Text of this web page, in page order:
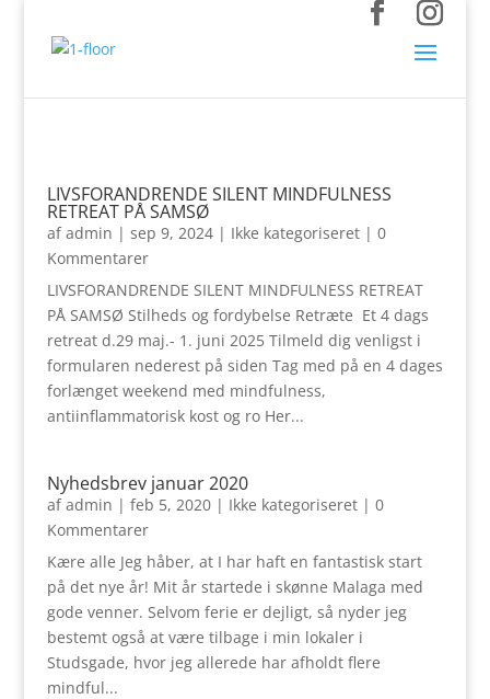
LIVSFORANDRENDE SILENT MINDFULNESS
RETREAT PÅ SAMSØ
afadmin | sep 9, 2024| Ikke kategoriseret| 0
Kommentarer
LIVSFORANDRENDE SILENT MINDFULNESS RETREAT
PÅ SAMSØ Stilheds og fordybelse Retræte Et 4 dags
retreat d.29 maj.- 1. juni 2025 Tilmeld dig venligst i
formularen nederest på siden Tag med på en 4 dages
forlænget weekend med mindfulness,
antiinflammatorisk kost og ro Her...
Nyhedsbrev januar 2020
afadmin | feb 5, 2020| Ikke kategoriseret| 0
Kommentarer
Kære alle Jeg håber, at I har haft en fantastisk start
på det nye år! Mit år startede i skønne Malaga med
gode venner. Selvom ferie er dejligt, så nyder jeg
bestemt også at være tilbage i min lokaler i
Studsgade, hvor jeg allerede har afholdt flere
mindful...